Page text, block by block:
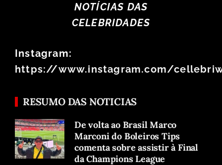
NOTÍCIAS DAS
CELEBRIDADES
Instagram:
https://www.instagram.com/
RESUMO DAS NOTICIAS
De volta ao Brasil Marco
Marconi do Boleiros Tips
comenta sobre assistir à Final
da Champions League